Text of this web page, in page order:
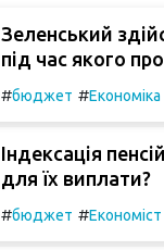
Зеленський
під час якого
#бюджет #Економіка
Індексація
для їх виплати?
#бюджет #Економіст